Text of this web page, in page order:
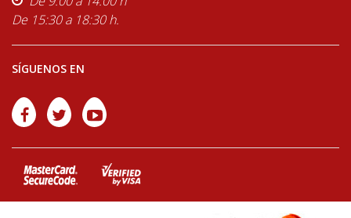
De 15:30 a 18:30 h.
SÍGUENOS EN